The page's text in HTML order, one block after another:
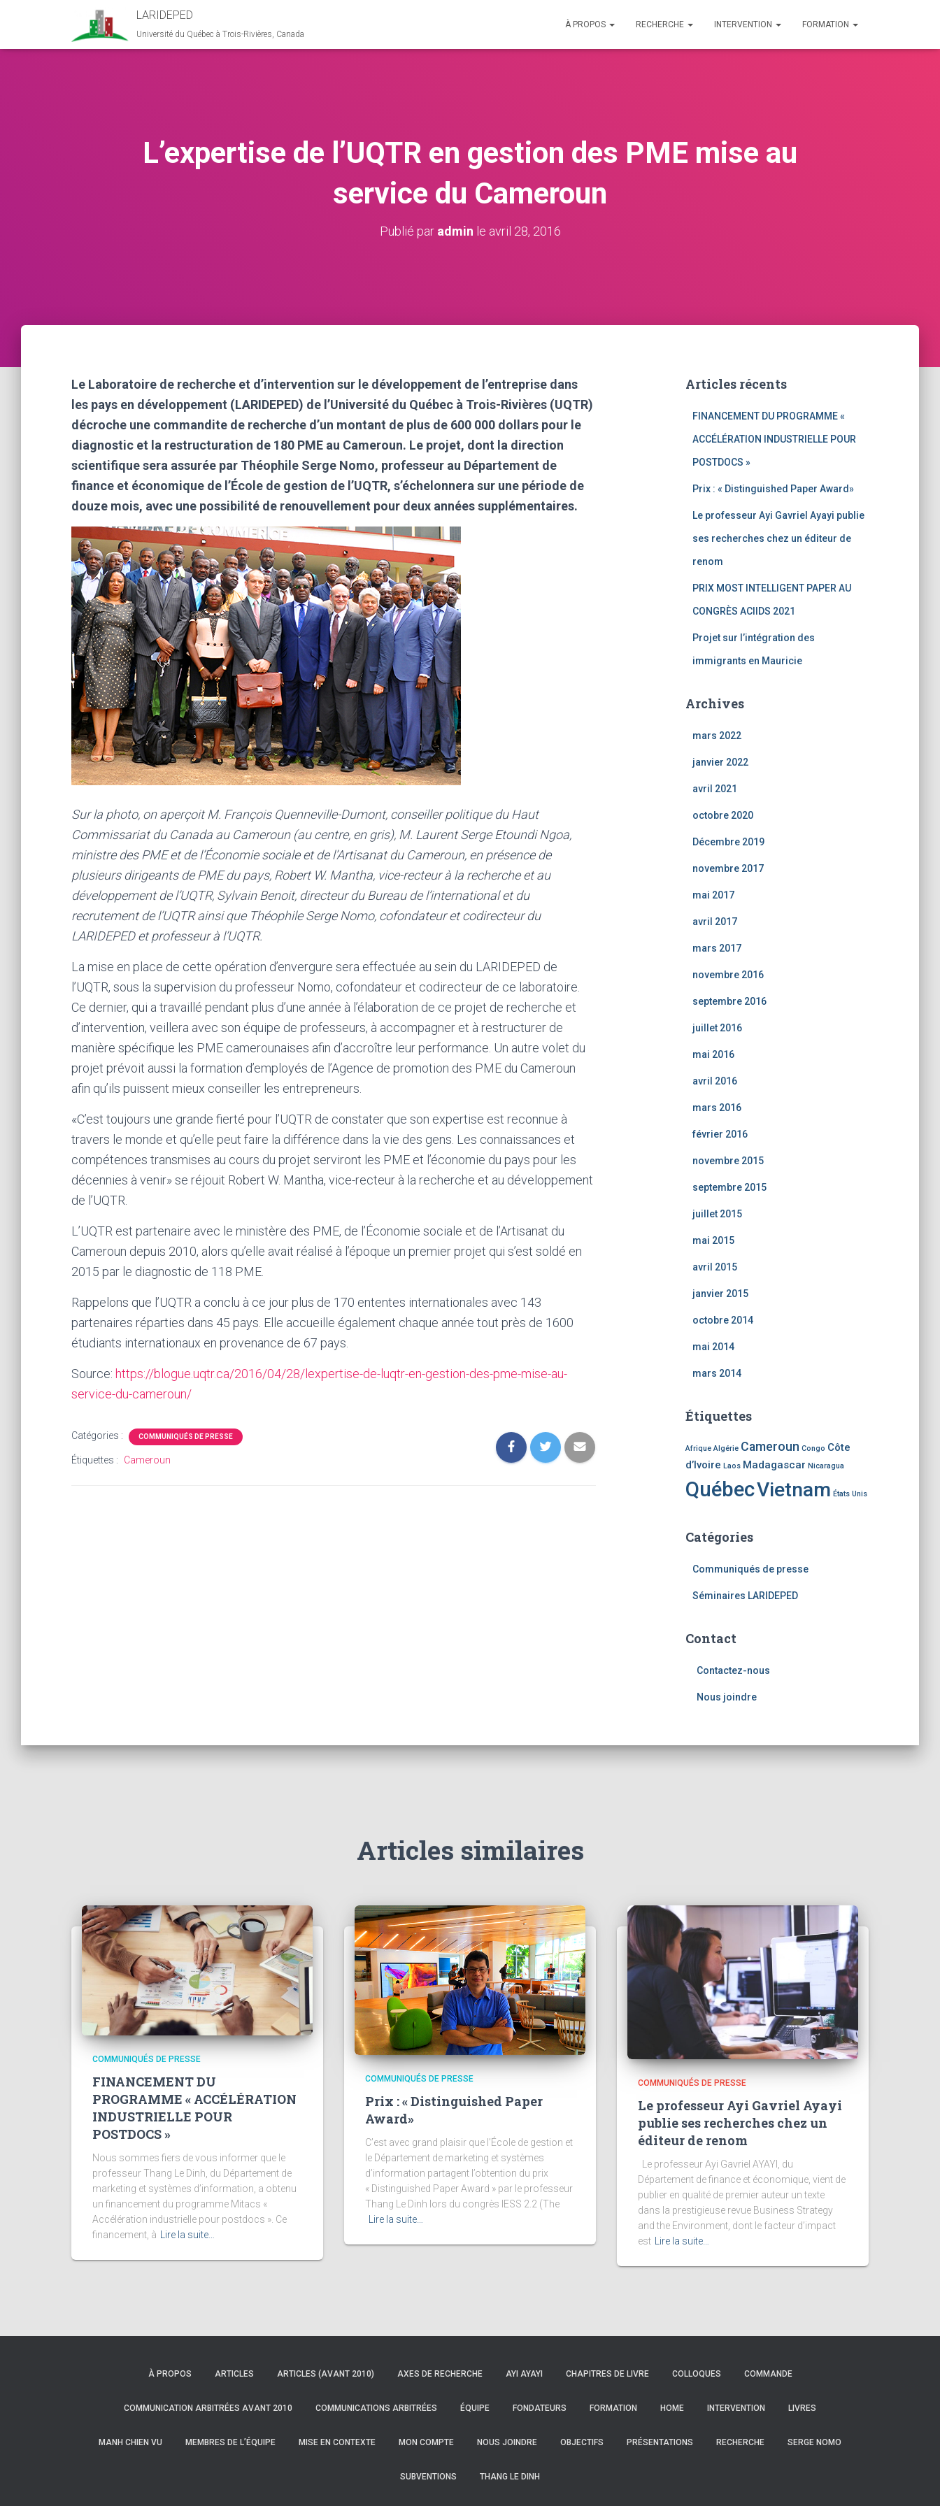
LARIDEPED
Université du Québec à Trois-Rivières, Canada
À PROPOS RECHERCHE INTERVENTION FORMATION
L’expertise de l’UQTR en gestion des PME mise au
service du Cameroun
Publié par admin le avril 28, 2016
Le Laboratoire de recherche et d’intervention sur le développement de l’entreprise dans
les pays en développement (LARIDEPED) de l’Université du Québec à Trois-Rivières (UQTR)
décroche une commandite de recherche d’un montant de plus de 600 000 dollars pour le
diagnostic et la restructuration de 180 PME au Cameroun. Le projet, dont la direction
scientifique sera assurée par Théophile Serge Nomo, professeur au Département de
finance et économique de l’École de gestion de l’UQTR, s’échelonnera sur une période de
douze mois, avec une possibilité de renouvellement pour deux années supplémentaires.
Sur la photo, on aperçoit M. François Quenneville-Dumont, conseiller politique du Haut
Commissariat du Canada au Cameroun (au centre, en gris), M. Laurent Serge Etoundi Ngoa,
ministre des PME et de l’Économie sociale et de l’Artisanat du Cameroun, en présence de
plusieurs dirigeants de PME du pays, Robert W. Mantha, vice-recteur à la recherche et au
développement de l’UQTR, Sylvain Benoit, directeur du Bureau de l’international et du
recrutement de l’UQTR ainsi que Théophile Serge Nomo, cofondateur et codirecteur du
LARIDEPED et professeur à l’UQTR.
La mise en place de cette opération d’envergure sera effectuée au sein du LARIDEPED de
l’UQTR, sous la supervision du professeur Nomo, cofondateur et codirecteur de ce laboratoire.
Ce dernier, qui a travaillé pendant plus d’une année à l’élaboration de ce projet de recherche et
d’intervention, veillera avec son équipe de professeurs, à accompagner et à restructurer de
manière spécifique les PME camerounaises afin d’accroître leur performance. Un autre volet du
projet prévoit aussi la formation d’employés de l’Agence de promotion des PME du Cameroun
afin qu’ils puissent mieux conseiller les entrepreneurs.
«C’est toujours une grande fierté pour l’UQTR de constater que son expertise est reconnue à
travers le monde et qu’elle peut faire la différence dans la vie des gens. Les connaissances et
compétences transmises au cours du projet serviront les PME et l’économie du pays pour les
décennies à venir» se réjouit Robert W. Mantha, vice-recteur à la recherche et au développement
de l’UQTR.
L’UQTR est partenaire avec le ministère des PME, de l’Économie sociale et de l’Artisanat du
Cameroun depuis 2010, alors qu’elle avait réalisé à l’époque un premier projet qui s’est soldé en
2015 par le diagnostic de 118 PME.
Rappelons que l’UQTR a conclu à ce jour plus de 170 ententes internationales avec 143
partenaires réparties dans 45 pays. Elle accueille également chaque année tout près de 1600
étudiants internationaux en provenance de 67 pays.
Source: https://blogue.uqtr.ca/2016/04/28/lexpertise-de-luqtr-en-gestion-des-pme-mise-au-
service-du-cameroun/
Catégories : COMMUNIQUÉS DE PRESSE
Étiquettes : Cameroun
Articles récents
FINANCEMENT DU PROGRAMME «
ACCÉLÉRATION INDUSTRIELLE POUR
POSTDOCS »
Prix : « Distinguished Paper Award»
Le professeur Ayi Gavriel Ayayi publie
ses recherches chez un éditeur de
renom
PRIX MOST INTELLIGENT PAPER AU
CONGRÈS ACIIDS 2021
Projet sur l’intégration des
immigrants en Mauricie
Archives
mars 2022
janvier 2022
avril 2021
octobre 2020
Décembre 2019
novembre 2017
mai 2017
avril 2017
mars 2017
novembre 2016
septembre 2016
juillet 2016
mai 2016
avril 2016
mars 2016
février 2016
novembre 2015
septembre 2015
juillet 2015
mai 2015
avril 2015
janvier 2015
octobre 2014
mai 2014
mars 2014
Étiquettes
Afrique Algérie Cameroun Congo Côte
d’Ivoire Laos Madagascar Nicaragua
QuébecVietnam États Unis
Catégories
Communiqués de presse
Séminaires LARIDEPED
Contact
Contactez-nous
Nous joindre
Articles similaires
COMMUNIQUÉS DE PRESSE
FINANCEMENT DU
PROGRAMME « ACCÉLÉRATION
INDUSTRIELLE POUR
POSTDOCS »
Nous sommes fiers de vous informer que le
professeur Thang Le Dinh, du Département de
marketing et systèmes d’information, a obtenu
un financement du programme Mitacs «
Accélération industrielle pour postdocs ». Ce
financement, à
Lire la suite…
COMMUNIQUÉS DE PRESSE
Prix : « Distinguished Paper
Award»
C’est avec grand plaisir que l’École de gestion et
le Département de marketing et systèmes
d’information partagent l’obtention du prix
« Distinguished Paper Award » par le professeur
Thang Le Dinh lors du congrès IESS 2.2 (The
Lire la suite…
COMMUNIQUÉS DE PRESSE
Le professeur Ayi Gavriel Ayayi
publie ses recherches chez un
éditeur de renom
Le professeur Ayi Gavriel AYAYI, du
Département de finance et économique, vient de
publier en qualité de premier auteur un texte
dans la prestigieuse revue Business Strategy
and the Environment, dont le facteur d’impact
est
Lire la suite…
À PROPOS ARTICLES ARTICLES (AVANT 2010) AXES DE RECHERCHE AYI AYAYI CHAPITRES DE LIVRE COLLOQUES COMMANDE
COMMUNICATION ARBITRÉES AVANT 2010 COMMUNICATIONS ARBITRÉES ÉQUIPE FONDATEURS FORMATION HOME INTERVENTION LIVRES
MANH CHIEN VU MEMBRES DE L’ÉQUIPE MISE EN CONTEXTE MON COMPTE NOUS JOINDRE OBJECTIFS PRÉSENTATIONS RECHERCHE SERGE NOMO
SUBVENTIONS THANG LE DINH